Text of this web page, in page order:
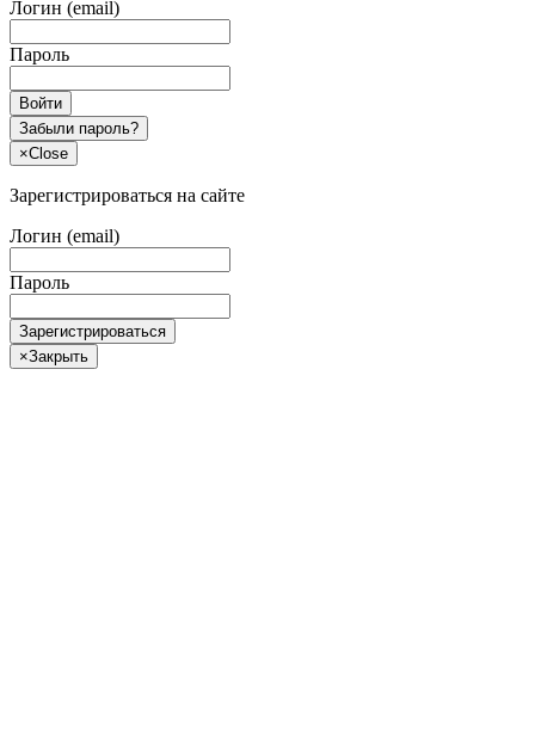
Логин (email)
Пароль
Войти
Забыли пароль?
×Close
Зарегистрироваться на сайте
Логин (email)
Пароль
Зарегистрироваться
×Закрыть